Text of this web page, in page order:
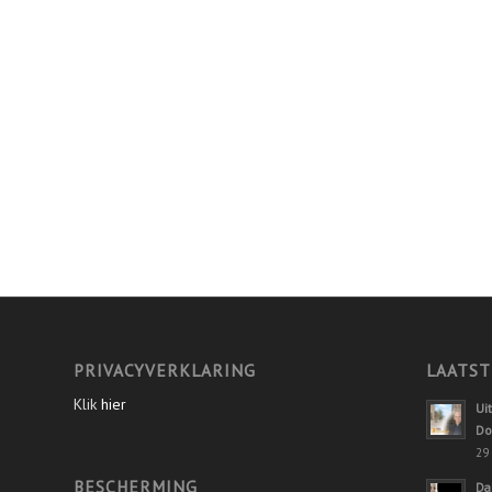
PRIVACYVERKLARING
Klik hier
BESCHERMING
29